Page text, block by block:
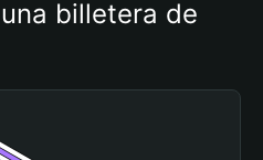
billetera de